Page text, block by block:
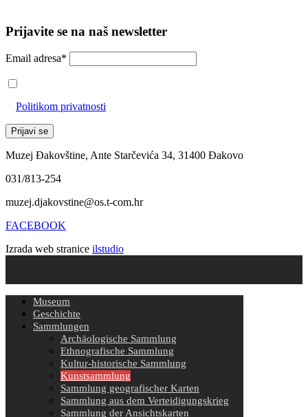
Prijavite se na naš newsletter
Email adresa*
Politikom privatnosti
Muzej Đakovštine, Ante Starčevića 34, 31400 Đakovo
031/813-254
muzej.djakovstine@os.t-com.hr
FACEBOOK
Izrada web stranice ilstudio
Museum
Geschichte
Sammlungen
Archäologische Sammlung
Ethnografische Sammlung
Kultur-historische Sammlung
Kunstsammlung
Sammlung geografischer Karten
Sammlung aus dem Verteidigungskrieg
Sammlung der Ansichtskarten